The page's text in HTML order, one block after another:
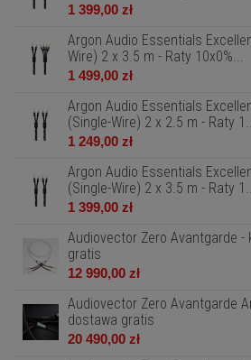
1 399,00 zł
Argon Audio Essentials
Wire) 2 x 3.5 m - Raty 10x0%...
1 499,00 zł
Argon Audio Essentials
(Single-Wire) 2 x 2.5 m - Raty
1 249,00 zł
Argon Audio Essentials
(Single-Wire) 2 x 3.5 m - Raty
1 399,00 zł
Audiovector Zero Avantgarde -
gratis
12 990,00 zł
Audiovector Zero Avantgarde
dostawa gratis
20 490,00 zł